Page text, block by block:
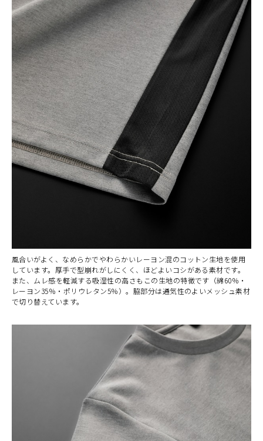
風合いがよく、なめらかでやわらかいレーヨン混のコットン生地を使用
しています。厚手で型崩れがしにくく、ほどよいコシがある素材です。
また、ムレ感を軽減する吸湿性の高さもこの生地の特徴です（綿60％・
レーヨン35％・ポリウレタン5％）。脇部分は通気性のよいメッシュ素材
で切り替えています。